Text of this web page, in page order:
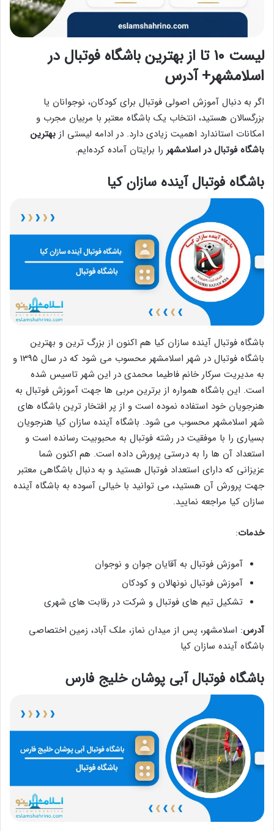
لیست 10 تا از بهترین باشگاه فوتبال در
اسلامشهر+ آدرس
اگر به دنبال آموزش اصولی فوتبال برای کودکان، نوجوانان یا
بزرگسالان هستید، انتخاب یک باشگاه معتبر با مربیان مجرب و
امکانات استاندارد اهمیت زیادی دارد. در ادامه لیستی از بهترین
باشگاه‌ فوتبال در اسلامشهر را برایتان آماده کرده‌ایم.
باشگاه فوتبال آینده سازان کیا
باشگاه فوتبال آینده سازان کیا هم اکنون از بزرگ ترین و بهترین
باشگاه فوتبال در شهر اسلامشهر محسوب می شود که در سال 1395 و
به مدیریت سرکار خانم فاطیما محمدی در این شهر تاسیس شده
است. این باشگاه همواره از برترین مربی ها جهت آموزش فوتبال به
هنرجویان خود استفاده نموده است و از پر افتخار ترین باشگاه های
شهر اسلامشهر محسوب می شود. باشگاه آینده سازان کیا هنرجویان
بسیاری را با موفقیت در رشته فوتبال به محبوبیت رسانده است و
استعداد آن ها را به درستی پرورش داده است. هم اکنون شما
عزیزانی که دارای استعداد فوتبال هستید و به دنبال باشگاهی معتبر
جهت پرورش آن هستید، می توانید با خیالی آسوده به باشگاه آینده
سازان کیا مراجعه نمایید.
خدمات:
آموزش فوتبال به آقایان جوان و نوجوان
آموزش فوتبال نونهالان و کودکان
تشکیل تیم های فوتبال و شرکت در رقابت های شهری
آدرس: اسلامشهر، پس از میدان نماز، ملک آباد، زمین اختصاصی
باشگاه آینده سازان کیا
باشگاه فوتبال آبی پوشان خلیج فارس